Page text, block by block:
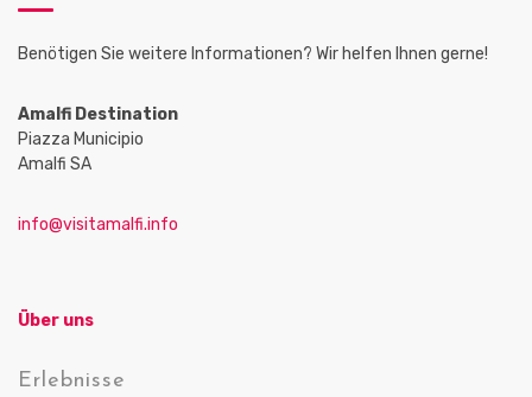
Benötigen Sie weitere Informationen? Wir helfen Ihnen gerne!
Amalfi Destination
Piazza Municipio
Amalfi SA
info@visitamalfi.info
Über uns
Erlebnisse